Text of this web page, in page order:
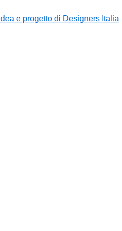
Idea e progetto di Designers Italia